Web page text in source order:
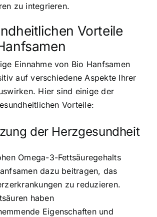
zu integrieren.
Vorteile
Einnahme von Bio Hanfsamen
auf verschiedene Aspekte Ihrer
Hier sind einige der
Vorteile:
der Herzgesundheit
Omega-3-Fettsäuregehalts
dazu beitragen, das
zu reduzieren.
haben
Eigenschaften und